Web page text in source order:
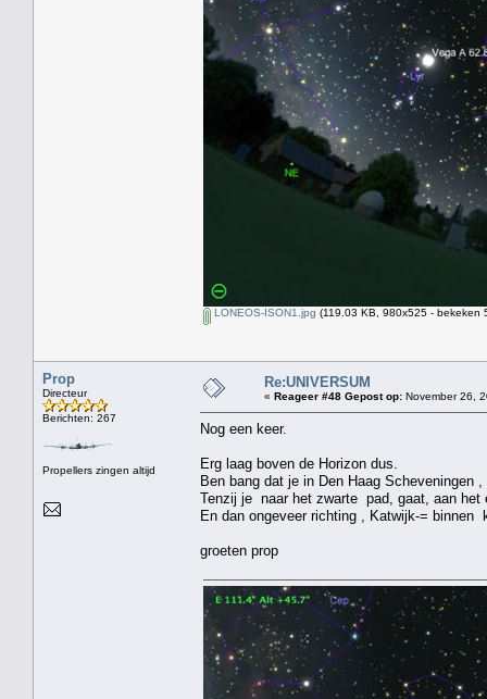
LONEOS-ISON1.jpg (119.03 KB, 980x525 - bekeken
Prop
Directeur
Berichten: 267
Propellers zingen altijd
Re:UNIVERSUM
« Reageer #48 Gepost op: November 26,
Nog een keer.
Erg laag boven de Horizon dus.
Ben bang dat je in Den Haag Scheveningen
Tenzij je naar het zwarte pad, gaat, aan het
En dan ongeveer richting , Katwijk-= binnen
groeten prop